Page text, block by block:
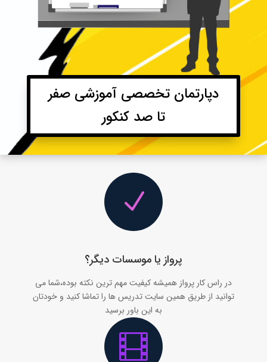
دپارتمان تخصصی آموزشی صفر
تا صد کنکور
N
پرواز یا موسسات دیگر؟
در راس کار پرواز همیشه کیفیت مهم ترین نکته بوده،شما می
توانید از طریق همین سایت تدریس ها را تماشا کنید و خودتان
به این باور برسید
